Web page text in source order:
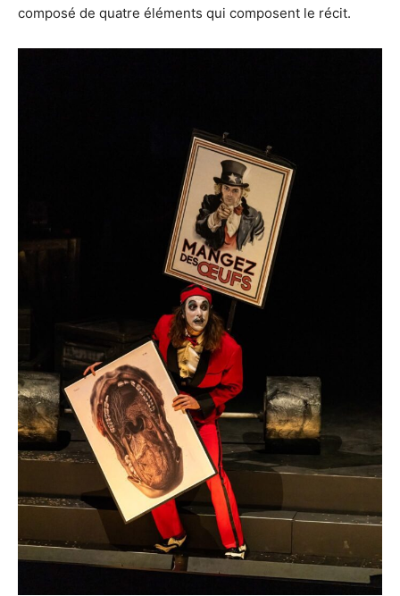
composé de quatre éléments qui composent le récit.